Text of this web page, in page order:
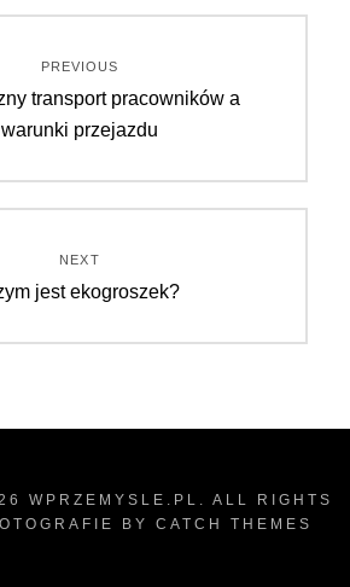
PREVIOUS
transport pracowników a
warunki przejazdu
NEXT
jest ekogroszek?
WPRZEMYSLE.PL . ALL RIGHTS
BY CATCH THEMES